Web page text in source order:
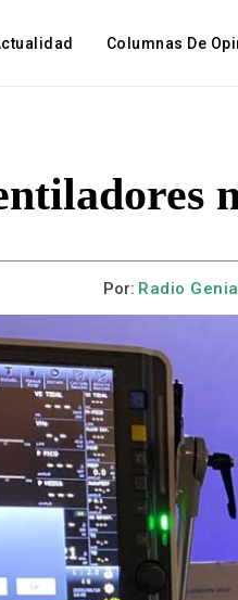
Columnas De
Por: Radio